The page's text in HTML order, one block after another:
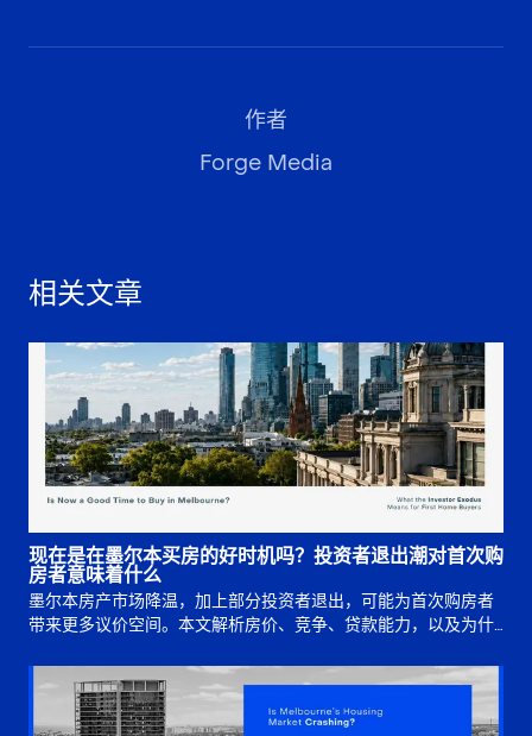
作者
Forge Media
相关文章
现在是在墨尔本买房的好时机吗？投资者退出潮对首次购
房者意味着什么
墨尔本房产市场降温，加上部分投资者退出，可能为首次购房者
带来更多议价空间。本文解析房价、竞争、贷款能力，以及为什